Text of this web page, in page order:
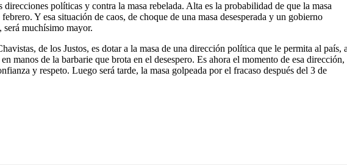
políticas y contra la masa rebelada. Alta es la probabilidad de que la masa
Y esa situación de caos, de choque de una masa desesperada y un gobierno
será muchísimo mayor.
de los Justos, es dotar a la masa de una dirección política que le permita al país,
de la barbarie que brota en el desespero. Es ahora el momento de esa dirección,
y respeto. Luego será tarde, la masa golpeada por el fracaso después del 3 de